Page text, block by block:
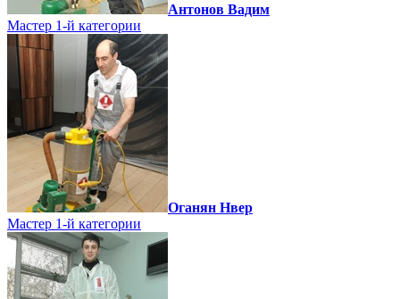
Антонов Вадим
Мастер 1-й категории
Оганян Нвер
Мастер 1-й категории